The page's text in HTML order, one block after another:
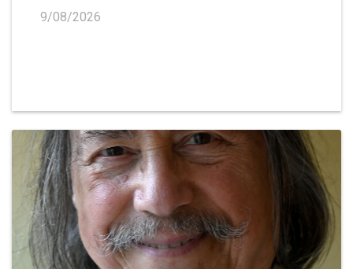
9/08/2026